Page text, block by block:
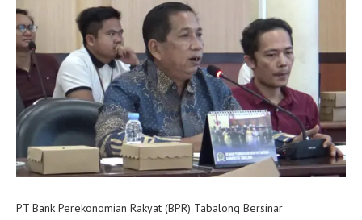
PT Bank Perekonomian Rakyat (BPR) Tabalong Bersinar